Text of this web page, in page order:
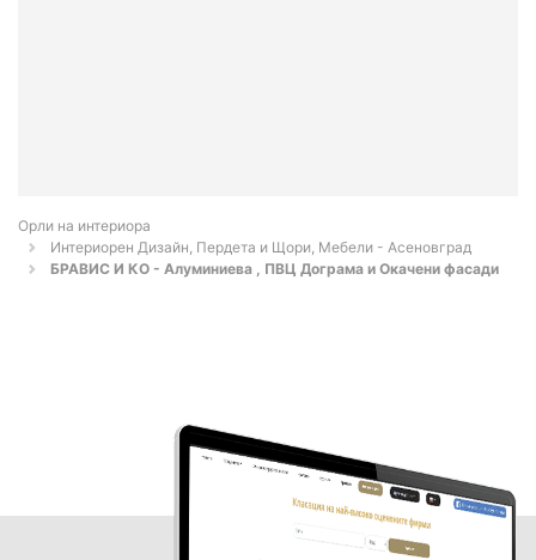
Орли на интериора
Интериорен Дизайн, Пердета и Щори, Мебели - Асеновград
БРАВИС И КО - Алуминиева , ПВЦ Дограма и Окачени фасади